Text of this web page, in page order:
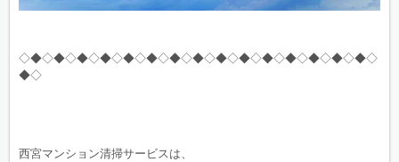
◇◆◇◆◇◆◇◆◇◆◇◆◇◆◇◆◇◆◇◆◇◆◇◆◇◆◇◆◇◆◇
◆◇
西宮マンション清掃サービスは、